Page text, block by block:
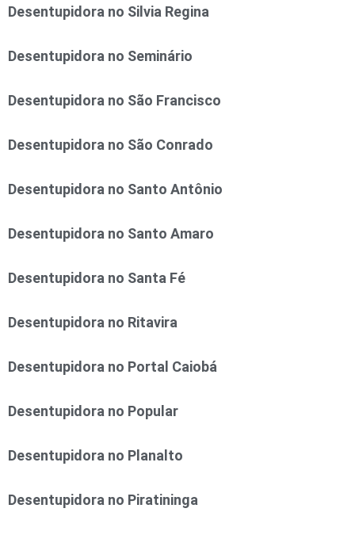
Desentupidora no Silvia Regina
Desentupidora no Seminário
Desentupidora no São Francisco
Desentupidora no São Conrado
Desentupidora no Santo Antônio
Desentupidora no Santo Amaro
Desentupidora no Santa Fé
Desentupidora no Ritavira
Desentupidora no Portal Caiobá
Desentupidora no Popular
Desentupidora no Planalto
Desentupidora no Piratininga